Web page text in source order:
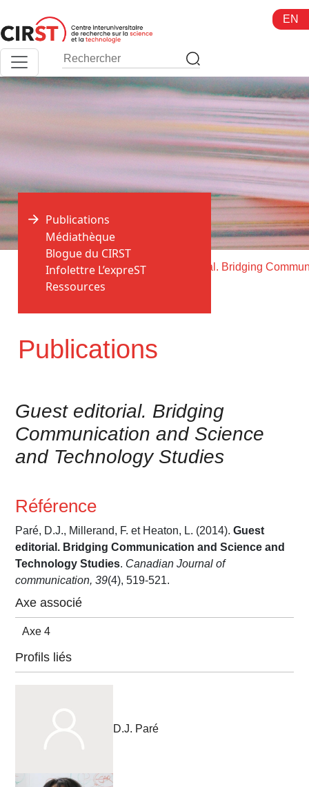
au
contenu
EN
Accueil > Publications >
Publications
Publications
Médiathèque
Blogue du CIRST
Infolettre L’expreST
Ressources
Guest editorial. Bridging
Communication and Science
and Technology Studies
Référence
Paré, D.J., Millerand, F. et Heaton, L. (2014).Guest
editorial. Bridging Communication and Science and
Technology Studies. Canadian Journal of
communication, 39(4), 519-521.
Axe associé
Axe 4
Profils liés
D.J. Paré